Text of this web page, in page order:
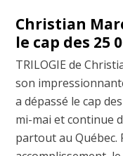
Christian
le cap des 25
TRILOGIE de
son
a dépassé le cap
mi-mai et continue
partout au